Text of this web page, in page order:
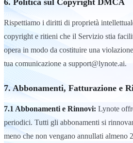
6. Politica sul Copyright DMCA
Rispettiamo i diritti di proprietà
copyright e ritieni che il Servizio stia
opera in modo da costituire una
tua comunicazione a support@lynote.ai.
7. Abbonamenti, Fatturazione e
7.1 Abbonamenti e Rinnovi: Lynote
periodici. Tutti gli abbonamenti si
meno che non vengano annullati almeno